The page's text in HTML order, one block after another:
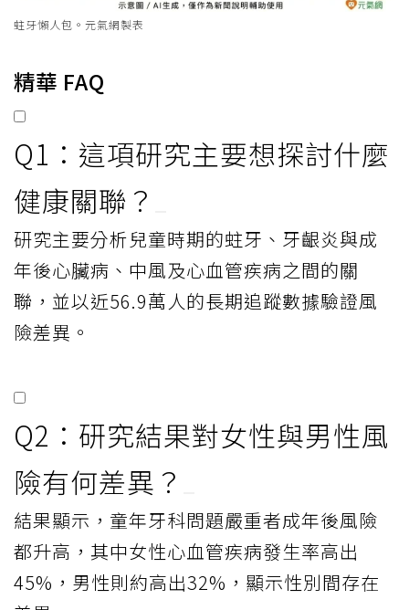
蛀牙懶人包。元氣網製表
精華 FAQ
Q1：這項研究主要想探討什麼
健康關聯？
研究主要分析兒童時期的蛀牙、牙齦炎與成
年後心臟病、中風及心血管疾病之間的關
聯，並以近56.9萬人的長期追蹤數據驗證風
險差異。
Q2：研究結果對女性與男性風
險有何差異？
結果顯示，童年牙科問題嚴重者成年後風險
都升高，其中女性心血管疾病發生率高出
45%，男性則約高出32%，顯示性別間存在